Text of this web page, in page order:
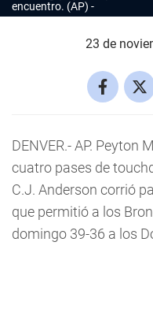
encuentro. (AP)
23 de
DENVER.- AP. Peyton
cuatro pases de
C.J. Anderson corrió
que permitió a los
domingo 39-36 a los